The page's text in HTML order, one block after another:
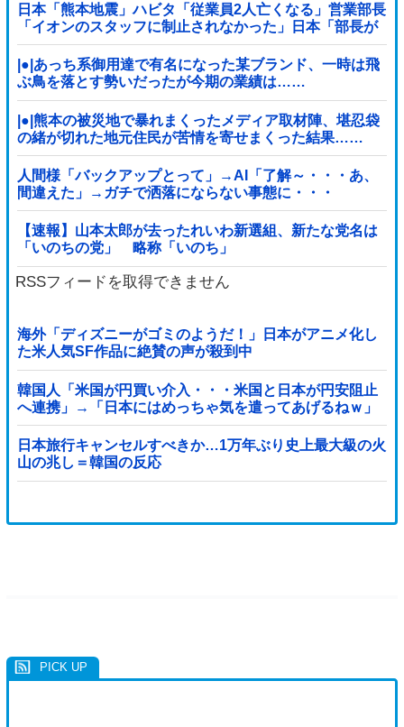
日本「熊本地震」ハビタ「従業員2人亡くなる」営業部長
「イオンのスタッフに制止されなかった」日本「部長が
連絡後の店員行動を証言（謎」イオン「再入館可能の事
実ない」→
|●|あっち系御用達で有名になった某ブランド、一時は飛
ぶ鳥を落とす勢いだったが今期の業績は……
|●|熊本の被災地で暴れまくったメディア取材陣、堪忍袋
の緒が切れた地元住民が苦情を寄せまくった結果……
人間様「バックアップとって」→AI「了解～・・・あ、
間違えた」→ガチで洒落にならない事態に・・・
【速報】山本太郎が去ったれいわ新選組、新たな党名は
「いのちの党」 略称「いのち」
RSSフィードを取得できません
海外「ディズニーがゴミのようだ！」日本がアニメ化し
た米人気SF作品に絶賛の声が殺到中
韓国人「米国が円買い介入・・・米国と日本が円安阻止
へ連携」→「日本にはめっちゃ気を遣ってあげるねｗ」
「ウォンも救ってくれ・・・」
日本旅行キャンセルすべきか…1万年ぶり史上最大級の火
山の兆し＝韓国の反応